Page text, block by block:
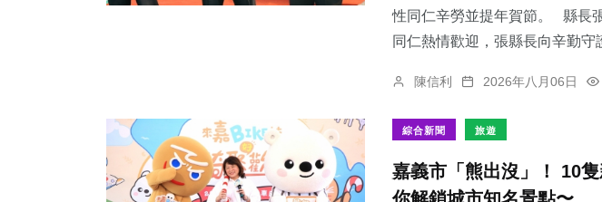
性同仁辛勞並提年賀節。 縣長
同仁熱情歡迎，張縣長向辛勤守
陳信利 2026年八月06日
綜合新聞 旅遊
嘉義市「熊出沒」！ 10